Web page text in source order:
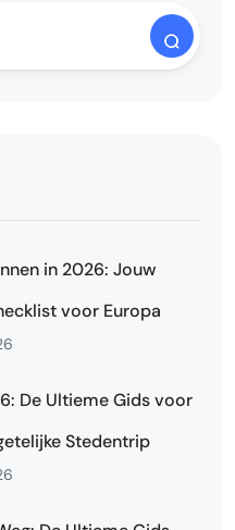
in 2026: Jouw
voor Europa
De Ultieme Gids voor
Stedentrip